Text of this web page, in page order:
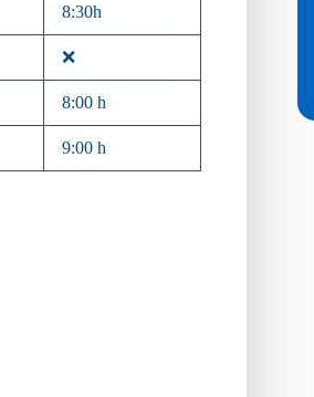
8:30h
❌
8:00 h
9:00 h